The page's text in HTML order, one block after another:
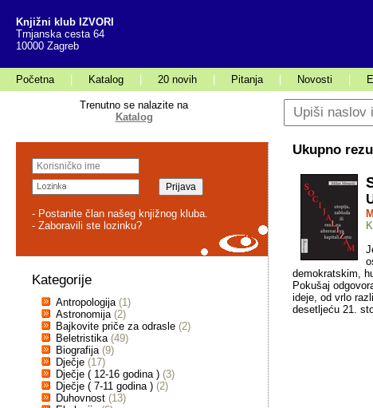
Knjižni klub IZVORI
Trnjanska cesta 64
10000 Zagreb
Početna Katalog 20 novih Pitanja Novosti
Trenutno se nalazite na
Katalog
- Postanite član našeg knjižnog kluba.
- Zaboravili ste lozinku?
Kategorije
Antropologija (1)
Astronomija (2)
Bajkovite priče za odrasle (2)
Beletristika (49)
Biografija (9)
Dječje (17)
Dječje ( 12-16 godina ) (3)
Dječje ( 7-11 godina ) (2)
Duhovnost (13)
Ukupno
demokratskim,
Pokušaj
ideje, od vrlo
desetljeću 21.